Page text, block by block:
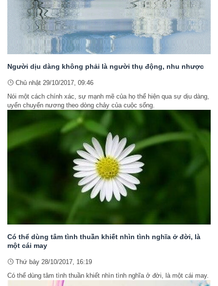
Người dịu dàng không phải là người thụ động, nhu nhược
Chủ nhật 29/10/2017, 09:46
Nói một cách chính xác, sự mạnh mẽ của họ thể hiện qua sự dịu dàng,
uyển chuyển nương theo dòng chảy của cuộc sống.
Có thể dùng tâm tình thuần khiết nhìn tình nghĩa ở đời, là
một cái may
Thứ bảy 28/10/2017, 16:19
Có thể dùng tâm tình thuần khiết nhìn tình nghĩa ở đời, là một cái may.